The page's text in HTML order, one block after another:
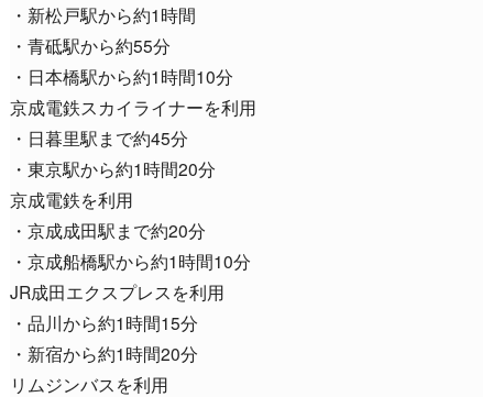
・新松戸駅から約1時間
・青砥駅から約55分
・日本橋駅から約1時間10分
京成電鉄スカイライナーを利用
・日暮里駅まで約45分
・東京駅から約1時間20分
京成電鉄を利用
・京成成田駅まで約20分
・京成船橋駅から約1時間10分
JR成田エクスプレスを利用
・品川から約1時間15分
・新宿から約1時間20分
リムジンバスを利用